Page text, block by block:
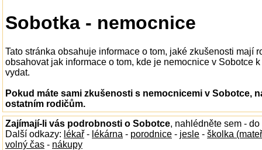
Sobotka - nemocnice
Tato stránka obsahuje informace o tom, jaké zkušenosti mají
obsahovat jak informace o tom, kde je nemocnice v Sobotce
vydat.
Pokud máte sami zkušenosti s nemocnicemi v Sobotce,
ostatním rodičům.
Zajímají-li vás podrobnosti o Sobotce, nahlédněte sem - do
Další odkazy: lékař - lékárna - porodnice - jesle - školka
volný čas - nákupy